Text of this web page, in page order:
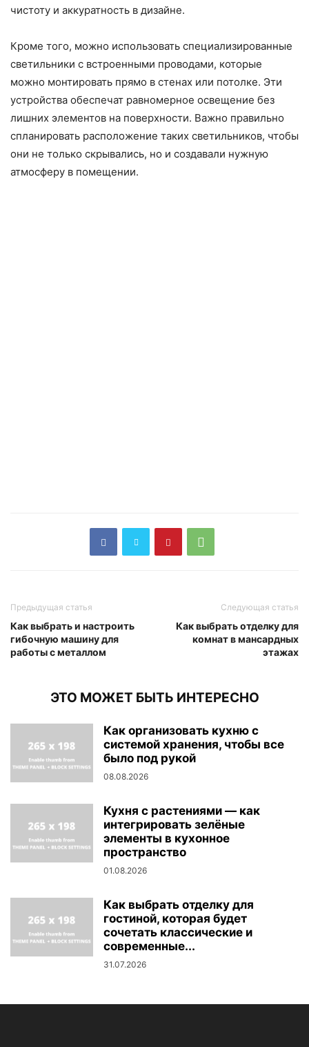
чистоту и аккуратность в дизайне.
Кроме того, можно использовать специализированные
светильники с встроенными проводами, которые
можно монтировать прямо в стенах или потолке. Эти
устройства обеспечат равномерное освещение без
лишних элементов на поверхности. Важно правильно
спланировать расположение таких светильников, чтобы
они не только скрывались, но и создавали нужную
атмосферу в помещении.
Предыдущая статья
Как выбрать и настроить
гибочную машину для
работы с металлом
Следующая статья
Как выбрать отделку для
комнат в мансардных
этажах
ЭТО МОЖЕТ БЫТЬ ИНТЕРЕСНО
Как организовать кухню с
системой хранения, чтобы все
было под рукой
08.08.2026
Кухня с растениями — как
интегрировать зелёные
элементы в кухонное
пространство
01.08.2026
Как выбрать отделку для
гостиной, которая будет
сочетать классические и
современные...
31.07.2026